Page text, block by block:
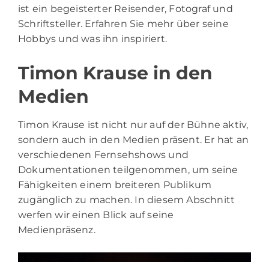
ist ein begeisterter Reisender, Fotograf und
Schriftsteller. Erfahren Sie mehr über seine
Hobbys und was ihn inspiriert.
Timon Krause in den
Medien
Timon Krause ist nicht nur auf der Bühne aktiv,
sondern auch in den Medien präsent. Er hat an
verschiedenen Fernsehshows und
Dokumentationen teilgenommen, um seine
Fähigkeiten einem breiteren Publikum
zugänglich zu machen. In diesem Abschnitt
werfen wir einen Blick auf seine
Medienpräsenz.